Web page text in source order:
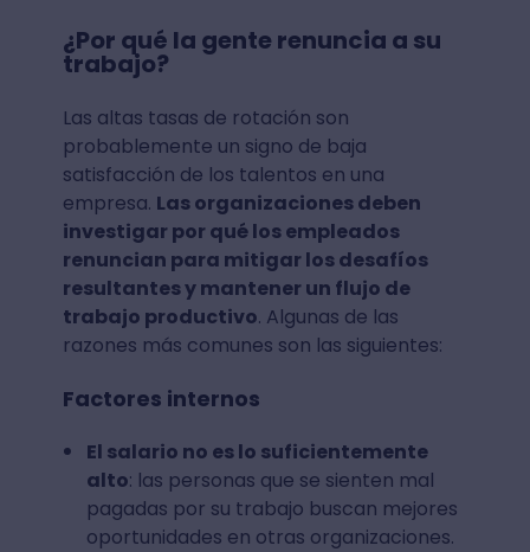
¿Por qué la gente renuncia a su
trabajo?
Las altas tasas de rotación son
probablemente un signo de baja
satisfacción de los talentos en una
empresa. Las organizaciones deben
investigar por qué los empleados
renuncian para mitigar los desafíos
resultantes y mantener un flujo de
trabajo productivo. Algunas de las
razones más comunes son las siguientes:
Factores internos
El salario no es lo suficientemente
alto: las personas que se sienten mal
pagadas por su trabajo buscan mejores
oportunidades en otras organizaciones.